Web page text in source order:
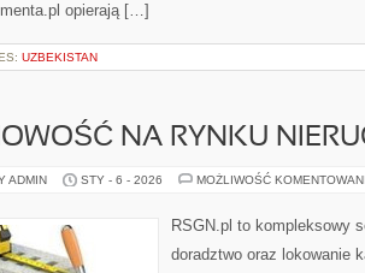
opierają […]
UZBEKISTAN
NA RYNKU
ADMIN STY - 6 - 2026 MOŻLIWOŚĆ
RSGN.pl to kompleksowy
doradztwo oraz lokowanie